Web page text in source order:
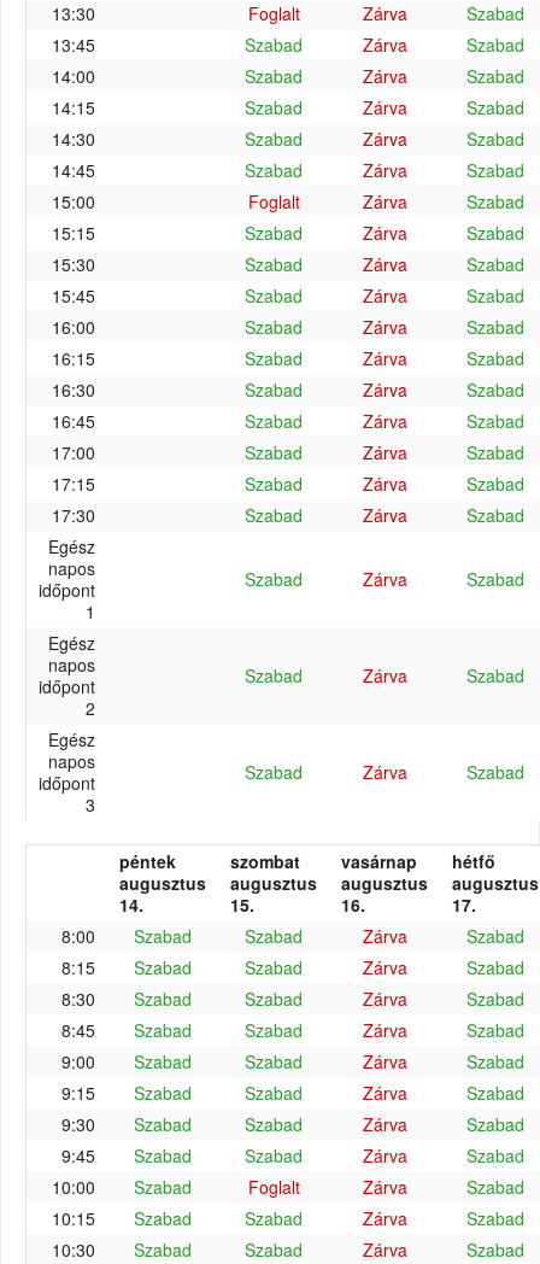
13:30
Foglalt Zárva
Szabad
13:45
Szabad Zárva
Szabad
14:00
Szabad Zárva
Szabad
14:15
Szabad Zárva
Szabad
14:30
Szabad Zárva
Szabad
14:45
Szabad Zárva
Szabad
15:00
Foglalt Zárva
Szabad
15:15
Szabad Zárva
Szabad
15:30
Szabad Zárva
Szabad
15:45
Szabad Zárva
Szabad
16:00
Szabad Zárva
Szabad
16:15
Szabad Zárva
Szabad
16:30
Szabad Zárva
Szabad
16:45
Szabad Zárva
Szabad
17:00
Szabad Zárva
Szabad
17:15
Szabad Zárva
Szabad
17:30
Szabad Zárva
Szabad
Egész
napos
időpont
1
Szabad Zárva Szabad
Egész
napos
időpont
2
Szabad Zárva Szabad
Egész
napos
időpont
3
Szabad Zárva Szabad
péntek
augusztus
14.
szombat
augusztus
15.
vasárnap
augusztus
16.
hétfő
augusztus
17.
8:00
Szabad Szabad Zárva
Szabad
8:15
Szabad Szabad Zárva
Szabad
8:30
Szabad Szabad Zárva
Szabad
8:45
Szabad Szabad Zárva
Szabad
9:00
Szabad Szabad Zárva
Szabad
9:15
Szabad Szabad Zárva
Szabad
9:30
Szabad Szabad Zárva
Szabad
9:45
Szabad Szabad Zárva
Szabad
10:00
Szabad Foglalt Zárva
Szabad
10:15
Szabad Szabad Zárva
Szabad
10:30
Szabad Szabad Zárva
Szabad